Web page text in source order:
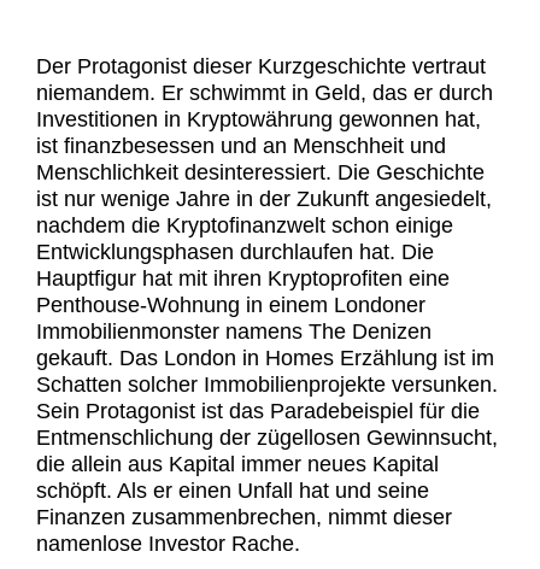
Der Protagonist dieser Kurzgeschichte vertraut
niemandem. Er schwimmt in Geld, das er durch
Investitionen in Kryptowährung gewonnen hat,
ist finanzbesessen und an Menschheit und
Menschlichkeit desinteressiert. Die Geschichte
ist nur wenige Jahre in der Zukunft angesiedelt,
nachdem die Kryptofinanzwelt schon einige
Entwicklungsphasen durchlaufen hat. Die
Hauptfigur hat mit ihren Kryptoprofiten eine
Penthouse-Wohnung in einem Londoner
Immobilienmonster namens The Denizen
gekauft. Das London in Homes Erzählung ist im
Schatten solcher Immobilienprojekte versunken.
Sein Protagonist ist das Paradebeispiel für die
Entmenschlichung der zügellosen Gewinnsucht,
die allein aus Kapital immer neues Kapital
schöpft. Als er einen Unfall hat und seine
Finanzen zusammenbrechen, nimmt dieser
namenlose Investor Rache.